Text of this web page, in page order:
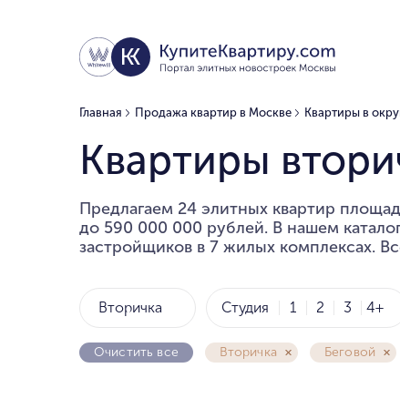
Главная Продажа квартир в Москве Квартиры в
Квартиры
Предлагаем 24 элитных квартир
до 590 000 000 рублей. В нашем
застройщиков в 7 жилых комплексах.
Вторичка Студия 1 2 3 4+
Очистить все Вторичка Беговой